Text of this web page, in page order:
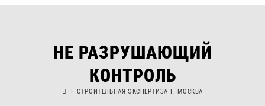
НЕ РАЗРУШАЮЩИЙ
КОНТРОЛЬ
> СТРОИТЕЛЬНАЯ ЭКСПЕРТИЗА Г. МОСКВА